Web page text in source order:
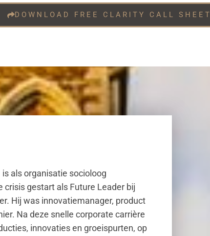
DOWNLOAD FREE CLARITY CALL SHEET
als organisatie socioloog
crisis gestart als Future Leader bij
Hij was innovatiemanager, product
Na deze snelle corporate carrière
innovaties en groeispurten, op